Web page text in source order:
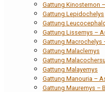
Gattung Kinosternon
Gattung Lepidochelys
Gattung
Gattung Lissemys –
Gattung Macrochelys
Gattung Malaclemys
Gattung
Gattung Malayemys
Gattung Manouria –
Gattung Mauremys –